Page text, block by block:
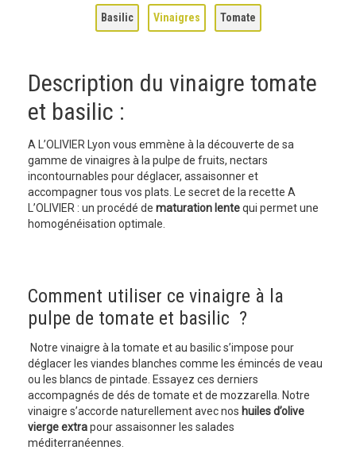
Basilic Vinaigres Tomate
Description du vinaigre tomate
et basilic :
A L’OLIVIER Lyon vous emmène à la découverte de sa
gamme de vinaigres à la pulpe de fruits, nectars
incontournables pour déglacer, assaisonner et
accompagner tous vos plats. Le secret de la recette A
L’OLIVIER : un procédé de maturation lentequi permet une
homogénéisation optimale.
Comment utiliser ce vinaigre à la
pulpe de tomate et basilic ?
Notre vinaigre à la tomate et au basilic s’impose pour
déglacer les viandes blanches comme les émincés de veau
ou les blancs de pintade. Essayez ces derniers
accompagnés de dés de tomate et de mozzarella. Notre
vinaigre s’accorde naturellement avec nos huiles d’olive
vierge extrapour assaisonner les salades
méditerranéennes.